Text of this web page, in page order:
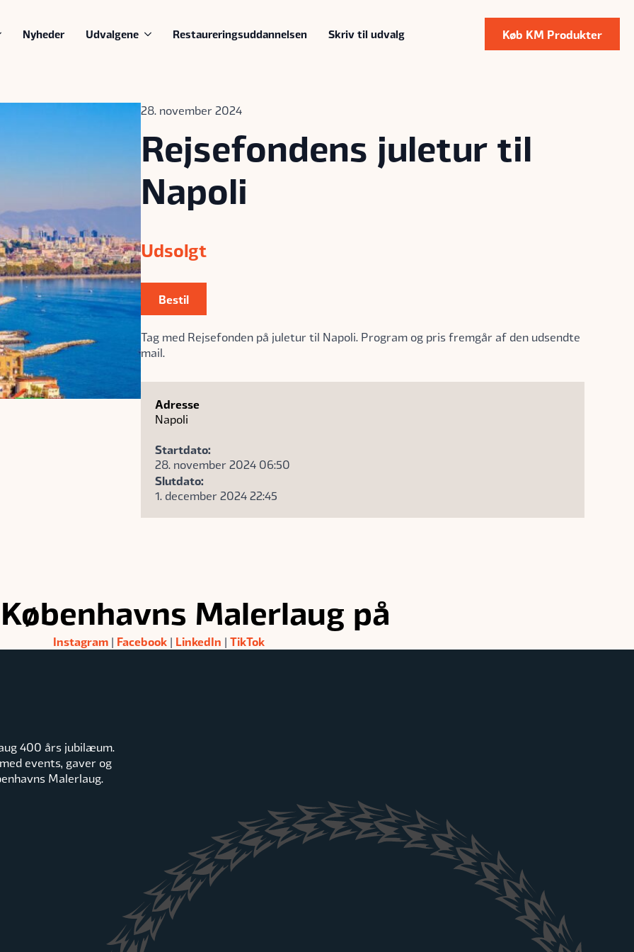
Nyheder Udvalgene Restaureringsuddannelsen Skriv til udvalg Køb KM Produkter
28. november 2024
Rejsefondens juletur til
Napoli
Udsolgt
Bestil
Tag med Rejsefonden på juletur til Napoli. Program og pris fremgår af den udsendte
mail.
Adresse
Napoli
Startdato:
28. november 2024 06:50
Slutdato:
1. december 2024 22:45
Malerlaug på
Instagram| Facebook| LinkedIn | TikTok
400 års jubilæum.
events, gaver og
Malerlaug.